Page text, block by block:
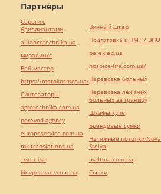
Партнёры
Серьги с
бриллиантами
alliancetechnika.ua
миралинкс
Веб мастер
https://motokosmos.ua/
Синтезаторы
agrotechnika.com.ua
perevod.agency
europeservice.com.ua
mk-translations.ua
текст юа
kievperevod.com.ua
Винный шкаф
Подготовка к НМТ / ВНО
pereklad.ua
hospice-life.com.ua/
Перевозка больных
Перевозка лежачих
больных за границу
Шкафы купе
Брендовые сумки
Натяжные потолки Nova
Stelya
maltina.com.ua
Cылки